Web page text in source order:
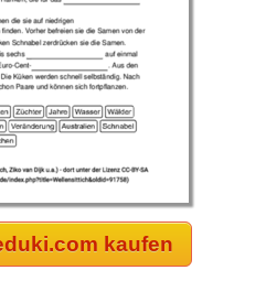
kaufen